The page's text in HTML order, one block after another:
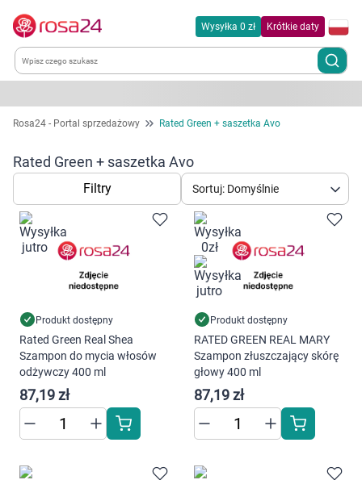
Wysyłka 0 zł Krótkie daty
Kategorie
Chemia gospodarcza
Dla zwierząt
Dom i ogród
Kobieta w ciąży i mama
Dziecko
Higiena
Rosa24 - Portal sprzedażowy Rated Green + saszetka Avo
Rated Green + saszetka Avo
Filtry Sortuj: Domyślnie
Produkt dostępny
Rated Green Real Shea
Szampon do mycia włosów
odżywczy 400 ml
87,19 zł
Produkt dostępny
RATED GREEN REAL MARY
Szampon złuszczający skórę
głowy 400 ml
87,19 zł